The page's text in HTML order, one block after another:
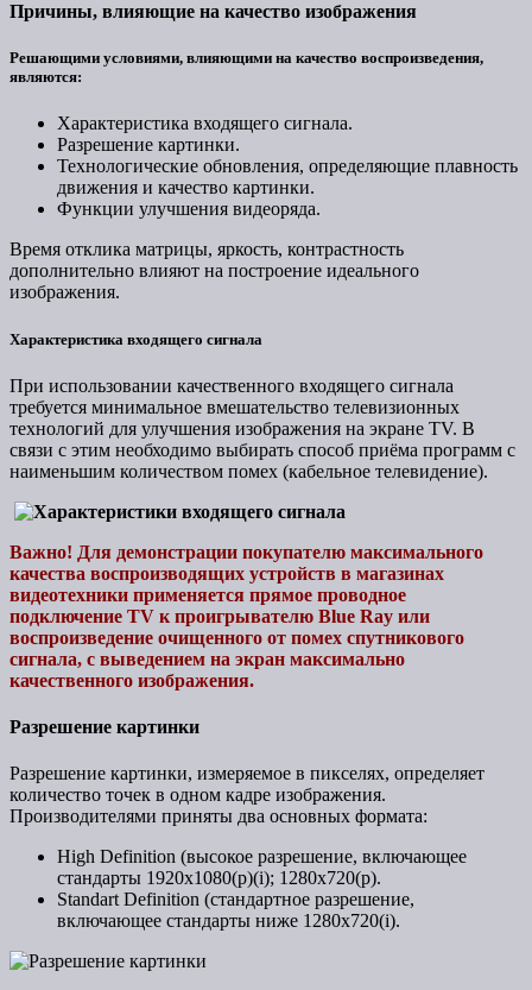
Причины, влияющие на качество изображения
Решающими условиями, влияющими на качество воспроизведения,
являются:
Характеристика входящего сигнала.
Разрешение картинки.
Технологические обновления, определяющие плавность
движения и качество картинки.
Функции улучшения видеоряда.
Время отклика матрицы, яркость, контрастность
дополнительно влияют на построение идеального
изображения.
Характеристика входящего сигнала
При использовании качественного входящего сигнала
требуется минимальное вмешательство телевизионных
технологий для улучшения изображения на экране TV. В
связи с этим необходимо выбирать способ приёма программ с
наименьшим количеством помех (кабельное телевидение).
Важно! Для демонстрации покупателю максимального
качества воспроизводящих устройств в магазинах
видеотехники применяется прямое проводное
подключение TV к проигрывателю Blue Ray или
воспроизведение очищенного от помех спутникового
сигнала, с выведением на экран максимально
качественного изображения.
Разрешение картинки
Разрешение картинки, измеряемое в пикселях, определяет
количество точек в одном кадре изображения.
Производителями приняты два основных формата:
High Definition (высокое разрешение, включающее
стандарты 1920х1080(p)(i); 1280х720(p).
Standart Definition (стандартное разрешение,
включающее стандарты ниже 1280х720(i).